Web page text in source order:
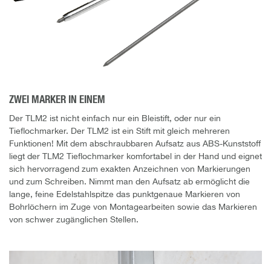
ZWEI MARKER IN EINEM
Der TLM2 ist nicht einfach nur ein Bleistift, oder nur ein
Tieflochmarker. Der TLM2 ist ein Stift mit gleich mehreren
Funktionen! Mit dem abschraubbaren Aufsatz aus ABS-Kunststoff
liegt der TLM2 Tieflochmarker komfortabel in der Hand und eignet
sich hervorragend zum exakten Anzeichnen von Markierungen
und zum Schreiben. Nimmt man den Aufsatz ab ermöglicht die
lange, feine Edelstahlspitze das punktgenaue Markieren von
Bohrlöchern im Zuge von Montagearbeiten sowie das Markieren
von schwer zugänglichen Stellen.